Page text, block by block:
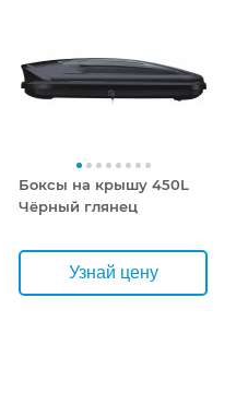
Боксы на крышу 450L
Чёрный глянец
Узнай цену